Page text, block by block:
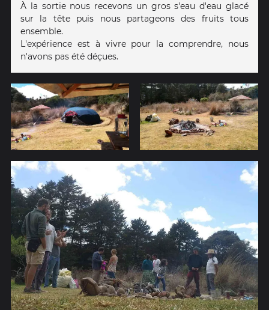
À la sortie nous recevons un gros s'eau d'eau glacé
sur la tête puis nous partageons des fruits tous
ensemble.
L'expérience est à vivre pour la comprendre, nous
n'avons pas été déçues.